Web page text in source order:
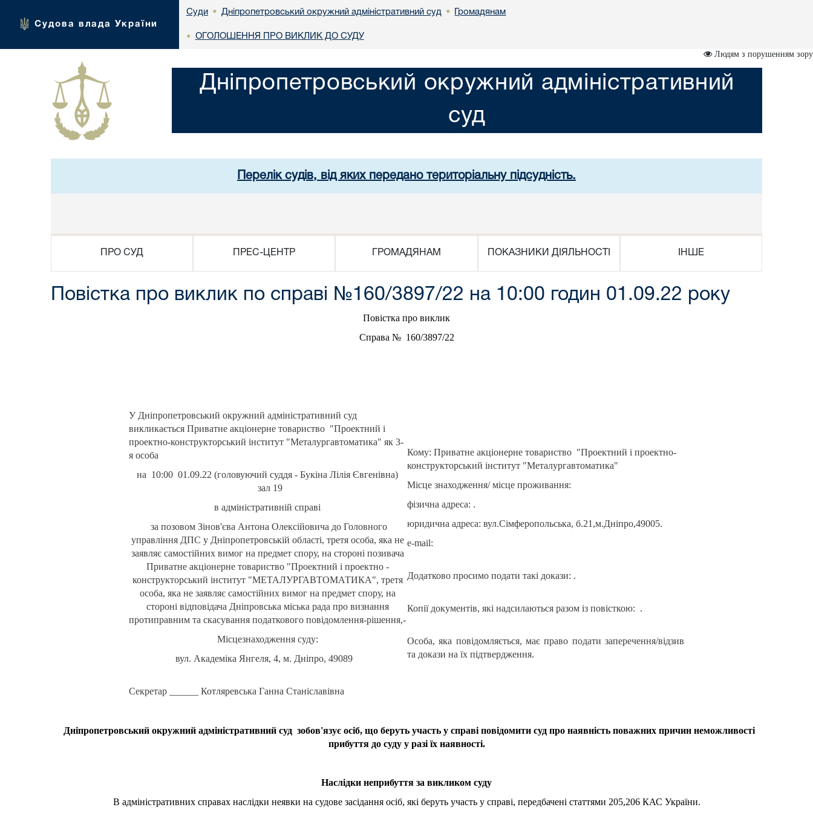
Судова влада України
Суди • Дніпропетровський окружний адміністративний суд • Громадянам
• ОГОЛОШЕННЯ ПРО ВИКЛИК ДО СУДУ
Людям з порушенням зору
Дніпропетровський окружний адміністративний
суд
Перелік судів, від яких передано територіальну підсудність.
ПРО СУД ПРЕС-ЦЕНТР ГРОМАДЯНАМ ПОКАЗНИКИ ДІЯЛЬНОСТІ ІНШЕ
Повістка про виклик по справі №160/3897/22 на 10:00 годин 01.09.22 року
Повістка про виклик
Справа № 160/3897/22
У Дніпропетровський окружний адміністративний суд
викликається Приватне акціонерне товариство "Проектний і
проектно-конструкторський інститут "Металургавтоматика" як 3-
я особа
на 10:00 01.09.22 (головуючий суддя - Букіна Лілія Євгенівна)
зал 19
в адміністративній справі
за позовом Зінов'єва Антона Олексійовича до Головного
управління ДПС у Дніпропетровській області, третя особа, яка не
заявляє самостійних вимог на предмет спору, на стороні позивача
Приватне акціонерне товариство "Проектний і проектно -
конструкторський інститут "МЕТАЛУРГАВТОМАТИКА", третя
особа, яка не заявляє самостійних вимог на предмет спору, на
стороні відповідача Дніпровська міська рада про визнання
протиправним та скасування податкового повідомлення-рішення,-
Місцезнаходження суду:
вул. Академіка Янгеля, 4, м. Дніпро, 49089
Секретар ______ Котляревська Ганна Станіславівна
Кому: Приватне акціонерне товариство "Проектний і проектно-
конструкторський інститут "Металургавтоматика"
Місце знаходження/ місце проживання:
фізична адреса: .
юридична адреса: вул.Сімферопольська, б.21,м.Дніпро,49005.
e-mail:
Додатково просимо подати такі докази: .
Копії документів, які надсилаються разом із повісткою: .
Особа, яка повідомляється, має право подати заперечення/відзив
та докази на їх підтвердження.
Дніпропетровський окружний адміністративний суд зобов'язує осіб, що беруть участь у справі повідомити суд про наявність поважних причин неможливості
прибуття до суду у разі їх наявності.
Наслідки неприбуття за викликом суду
В адміністративних справах наслідки неявки на судове засідання осіб, які беруть участь у справі, передбачені статтями 205,206 КАС України.